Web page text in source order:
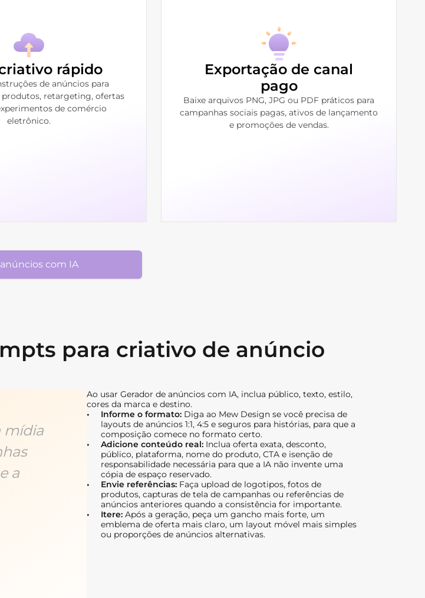
rápido
de anúncios para
retargeting, ofertas
de comércio
eletrônico.
Exportação de canal
pago
Baixe arquivos PNG, JPG ou PDF práticos para
campanhas sociais pagas, ativos de lançamento
e promoções de vendas.
com IA
para criativo de anúncio
mídia
a
Ao usar Gerador de anúncios com IA, inclua público, texto, estilo,
cores da marca e destino.
Informe o formato: Diga ao Mew Design se você precisa de
layouts de anúncios 1:1, 4:5 e seguros para histórias, para que a
composição comece no formato certo.
Adicione conteúdo real: Inclua oferta exata, desconto,
público, plataforma, nome do produto, CTA e isenção de
responsabilidade necessária para que a IA não invente uma
cópia de espaço reservado.
Envie referências: Faça upload de logotipos, fotos de
produtos, capturas de tela de campanhas ou referências de
anúncios anteriores quando a consistência for importante.
Itere: Após a geração, peça um gancho mais forte, um
emblema de oferta mais claro, um layout móvel mais simples
ou proporções de anúncios alternativas.